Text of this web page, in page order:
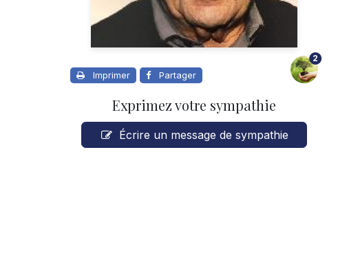
Imprimer Partager
2
Exprimez votre sympathie
Écrire un message de sympathie